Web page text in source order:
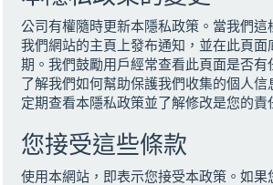
公司有權隨時更新本隱私政策。當我們這
我們網站的主頁上發布通知，並在此頁面
期。我們鼓勵用戶經常查看此頁面是否有
了解我們如何幫助保護我們收集的個人信
定期查看本隱私政策並了解修改是您的責
您接受這些條款
使用本網站，即表示您接受本政策。如果